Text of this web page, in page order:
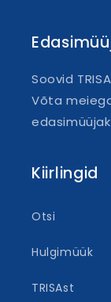
Soovid
Võta
Kiirlingid
Otsi
Hulgimüük
TRISAst